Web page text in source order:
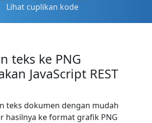
Lihat cuplikan kode
teks ke PNG
JavaScript REST
teks dokumen dengan mudah
hasilnya ke format grafik PNG